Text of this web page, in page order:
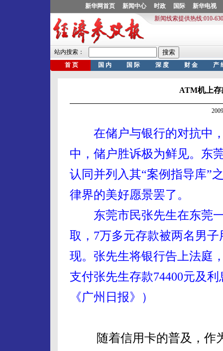
ATM机上存
在储户与银行的对抗中
中，储户胜诉极为鲜见。东
认同并列入其“案例指导库”
律界的美好愿景罢了。
东莞市民张先生在东莞一
取，7万多元存款被两名男
现。张先生将银行告上法庭
支付张先生存款74400元及
《广州日报》）
随着信用卡的普及，作为